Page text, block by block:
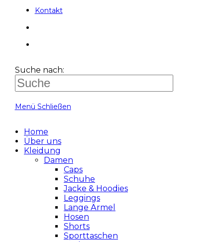
Kontakt
Suche nach:
Menü Schließen
Home
Über uns
Kleidung
Damen
Caps
Schuhe
Jacke & Hoodies
Leggings
Lange Ärmel
Hosen
Shorts
Sporttaschen